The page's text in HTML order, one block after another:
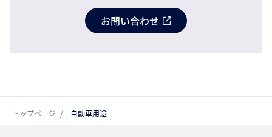
お問い合わせ
トップページ 自動車用途